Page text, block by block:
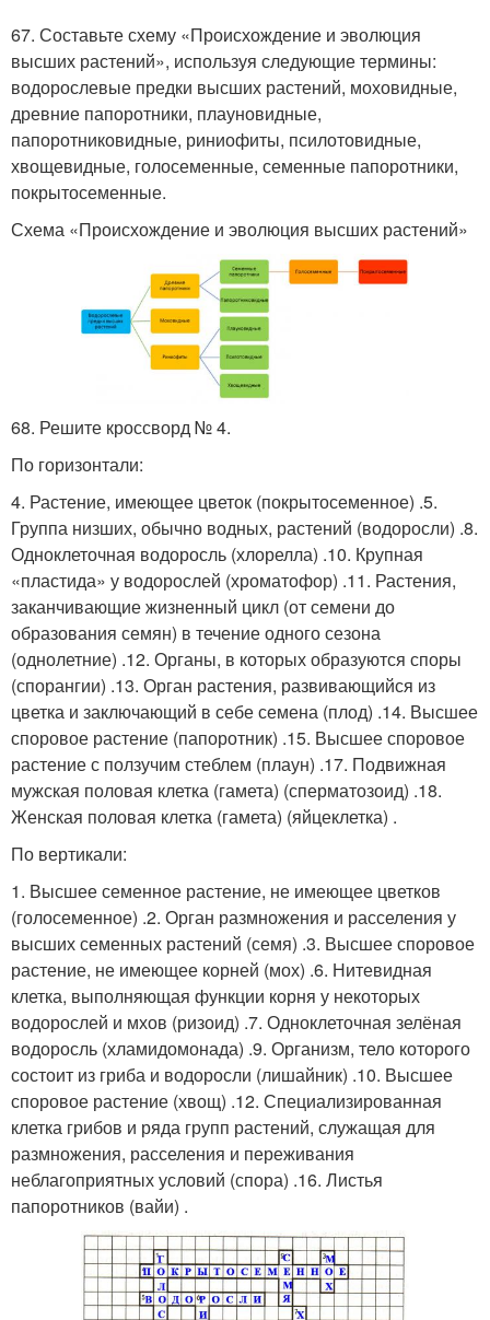
67. Составьте схему «Происхождение и эволюция
высших растений», используя следующие термины:
водорослевые предки высших растений, моховидные,
древние папоротники, плауновидные,
папоротниковидные, риниофиты, псилотовидные,
хвощевидные, голосеменные, семенные папоротники,
покрытосеменные.
Схема «Происхождение и эволюция высших растений»
68. Решите кроссворд № 4.
По горизонтали:
4. Растение, имеющее цветок (покрытосеменное) .5.
Группа низших, обычно водных, растений (водоросли) .8.
Одноклеточная водоросль (хлорелла) .10. Крупная
«пластида» у водорослей (хроматофор) .11. Растения,
заканчивающие жизненный цикл (от семени до
образования семян) в течение одного сезона
(однолетние) .12. Органы, в которых образуются споры
(спорангии) .13. Орган растения, развивающийся из
цветка и заключающий в себе семена (плод) .14. Высшее
споровое растение (папоротник) .15. Высшее споровое
растение с ползучим стеблем (плаун) .17. Подвижная
мужская половая клетка (гамета) (сперматозоид) .18.
Женская половая клетка (гамета) (яйцеклетка) .
По вертикали:
1. Высшее семенное растение, не имеющее цветков
(голосеменное) .2. Орган размножения и расселения у
высших семенных растений (семя) .3. Высшее споровое
растение, не имеющее корней (мох) .6. Нитевидная
клетка, выполняющая функции корня у некоторых
водорослей и мхов (ризоид) .7. Одноклеточная зелёная
водоросль (хламидомонада) .9. Организм, тело которого
состоит из гриба и водоросли (лишайник) .10. Высшее
споровое растение (хвощ) .12. Специализированная
клетка грибов и ряда групп растений, служащая для
размножения, расселения и переживания
неблагоприятных условий (спора) .16. Листья
папоротников (вайи) .